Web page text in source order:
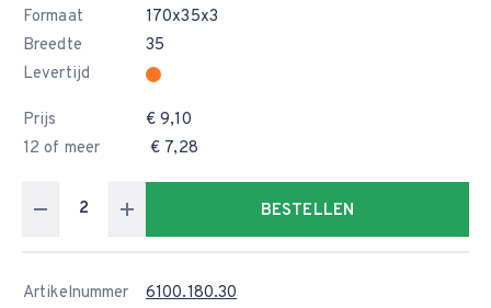
Formaat
170x35x3
Breedte
35
Levertijd
Prijs
€ 9,10
12 of meer
€ 7,28
BESTELLEN
Artikelnummer 6100.180.30